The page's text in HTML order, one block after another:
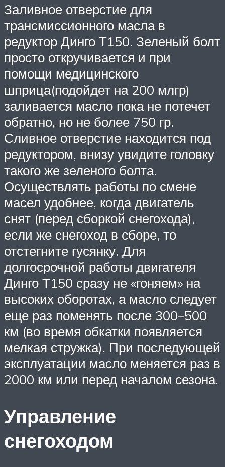
Заливное отверстие для
трансмиссионного масла в
редуктор Динго Т150. Зеленый болт
просто откручивается и при
помощи медицинского
шприца(подойдет на 200 млгр)
заливается масло пока не потечет
обратно, но не более 750 гр.
Сливное отверстие находится под
редуктором, внизу увидите головку
такого же зеленого болта.
Осуществлять работы по смене
масел удобнее, когда двигатель
снят (перед сборкой снегохода),
если же снегоход в сборе, то
отстегните гусянку. Для
долгосрочной работы двигателя
Динго Т150 сразу не «гоняем» на
высоких оборотах, а масло следует
еще раз поменять после 300–500
км (во время обкатки появляется
мелкая стружка). При последующей
эксплуатации масло меняется раз в
2000 км или перед началом сезона.
Управление
снегоходом